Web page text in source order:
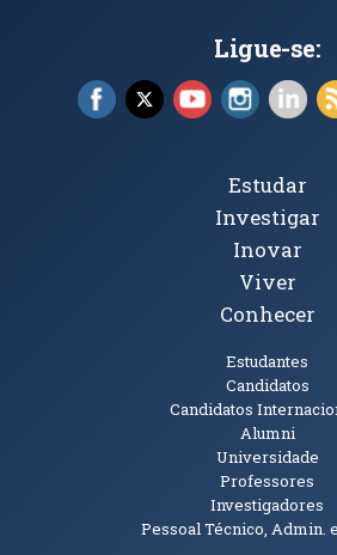
Ligue-se:
Facebook (abre em nova
X (abre em nova
YouTube (abre
Tópicos Principais
Estudar
Investigar
Inovar
Viver
Conhecer
Estudantes
Candidatos
Candidatos
Alumni
Universidade
Professores
Investigadores
Pessoal Técnico, Admin.